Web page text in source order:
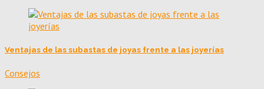
Ventajas de las subastas de joyas frente a las joyerías
Consejos